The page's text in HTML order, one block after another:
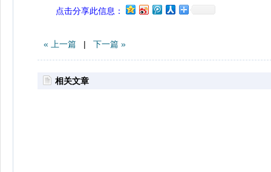
点击分享此信息：
« 上一篇 | 下一篇 »
相关文章